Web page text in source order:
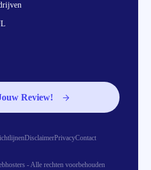
- Alle rechten voorbehouden
DisclaimerPrivacyContact
Review!